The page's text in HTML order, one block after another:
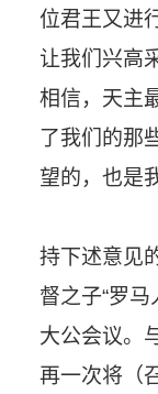
位君王又进
让我们兴高
相信，天主
了我们的那
望的，也是
持下述意见
督之子“罗马
大公会议。
再一次将（